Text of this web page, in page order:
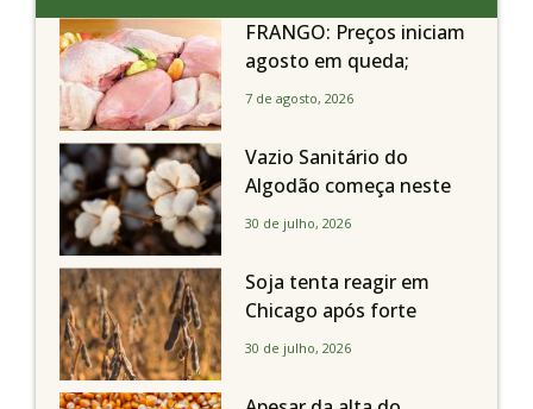
FRANGO: Preços iniciam
agosto em queda;
exportações avançam
7 de agosto, 2026
Vazio Sanitário do
Algodão começa neste
sábado, dia 1º de agosto,
Paulo
30 de julho, 2026
Soja tenta reagir em
Chicago após forte
liquidação; portos
de R$ 150/sc
30 de julho, 2026